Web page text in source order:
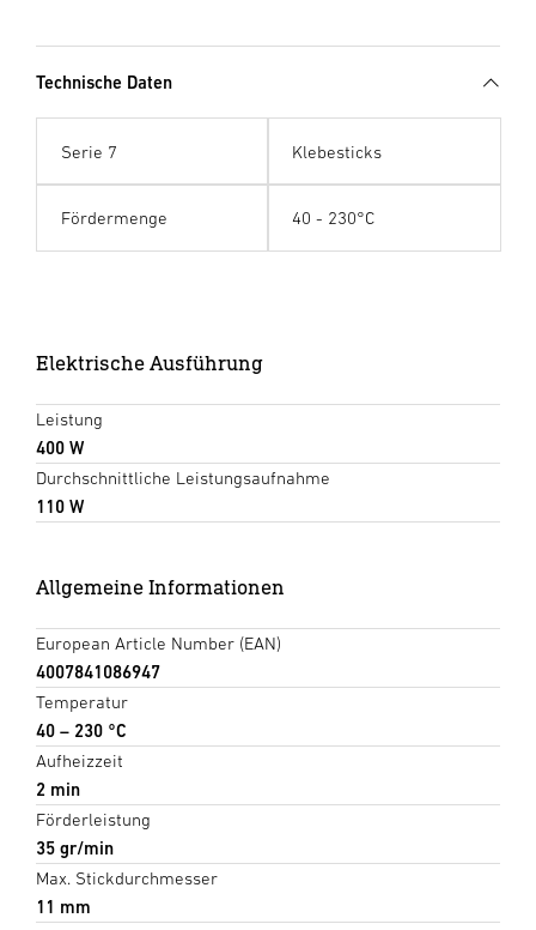
Technische Daten
Serie 7 Klebesticks
Fördermenge 40 - 230°C
Elektrische Ausführung
Leistung
400 W
Durchschnittliche Leistungsaufnahme
110 W
Allgemeine Informationen
European Article Number (EAN)
4007841086947
Temperatur
40 – 230 °C
Aufheizzeit
2 min
Förderleistung
35 gr/min
Max. Stickdurchmesser
11 mm